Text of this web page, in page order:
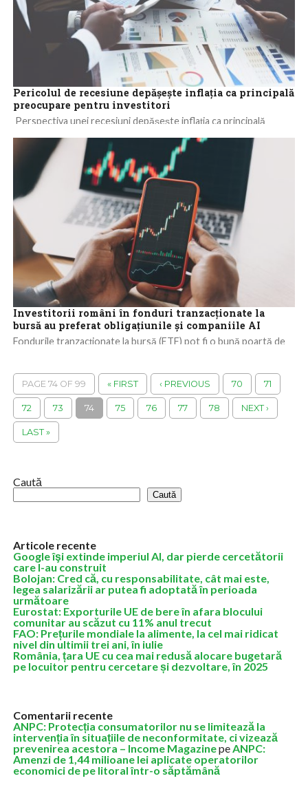
Pericolul de recesiune depășește inflația ca principală
preocupare pentru investitori
Perspectiva unei recesiuni depășește inflația ca principală
datelor din cel mai recent studiu Retail...
Investitorii români în fonduri tranzacționate la
bursă au preferat obligațiunile și companiile AI
Fondurile tranzacționate la bursă (ETF) pot fi o bună poartă de
PAGE 74 OF 99 « FIRST ‹ PREVIOUS 70 71
72 73 74 75 76 77 78 NEXT ›
LAST »
Caută
Caută
Articole recente
Google îşi extinde imperiul AI, dar pierde cercetătorii
care l-au construit
Bolojan: Cred că, cu responsabilitate, cât mai este,
legea salarizării ar putea fi adoptată în perioada
următoare
Eurostat: Exporturile UE de bere în afara blocului
comunitar au scăzut cu 11% anul trecut
FAO: Prețurile mondiale la alimente, la cel mai ridicat
nivel din ultimii trei ani, în iulie
România, țara UE cu cea mai redusă alocare bugetară
pe locuitor pentru cercetare și dezvoltare, în 2025
Comentarii recente
ANPC: Protecția consumatorilor nu se limitează la
intervenția în situațiile de neconformitate, ci vizează
prevenirea acestora – Income MagazinepeANPC:
Amenzi de 1,44 milioane lei aplicate operatorilor
economici de pe litoral într-o săptămână